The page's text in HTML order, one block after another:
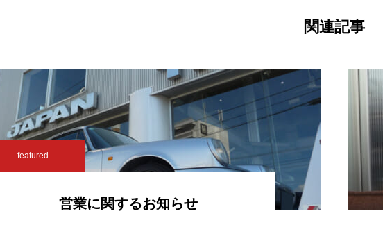
関連記事
featured
営業に関するお知らせ